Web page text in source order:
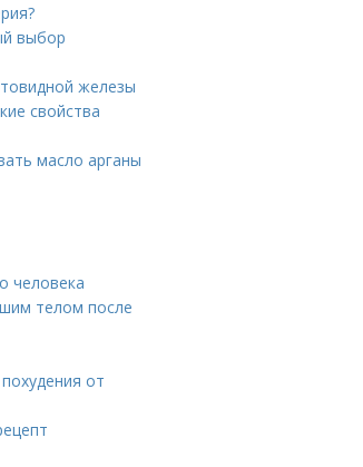
выбор
железы
свойства
масло арганы
человека
телом после
от